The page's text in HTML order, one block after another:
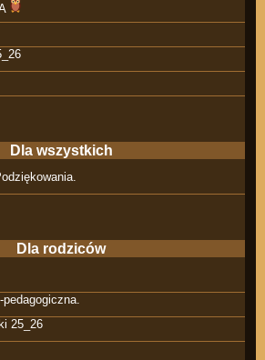
Dla wszystkich
Dla rodziców
25_26